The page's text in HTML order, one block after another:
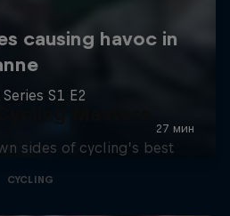
Masters
sides of cycling’s best
CYCLING